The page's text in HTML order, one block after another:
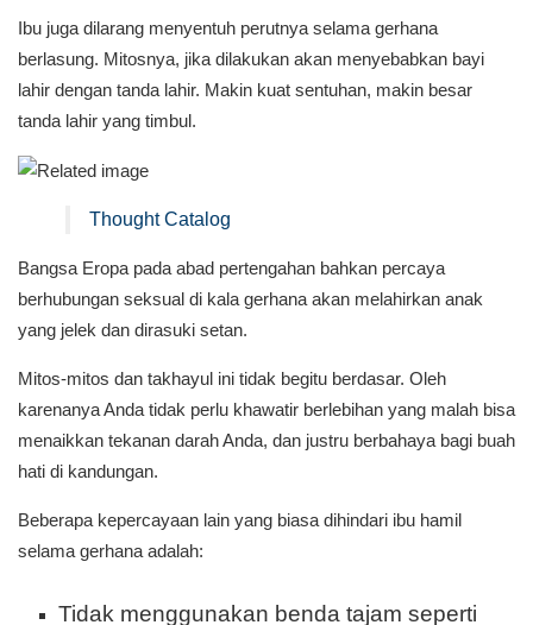
Ibu juga dilarang menyentuh perutnya selama gerhana
berlasung. Mitosnya, jika dilakukan akan menyebabkan bayi
lahir dengan tanda lahir. Makin kuat sentuhan, makin besar
tanda lahir yang timbul.
Thought Catalog
Bangsa Eropa pada abad pertengahan bahkan percaya
berhubungan seksual di kala gerhana akan melahirkan anak
yang jelek dan dirasuki setan.
Mitos-mitos dan takhayul ini tidak begitu berdasar. Oleh
karenanya Anda tidak perlu khawatir berlebihan yang malah bisa
menaikkan tekanan darah Anda, dan justru berbahaya bagi buah
hati di kandungan.
Beberapa kepercayaan lain yang biasa dihindari ibu hamil
selama gerhana adalah:
Tidak menggunakan benda tajam seperti